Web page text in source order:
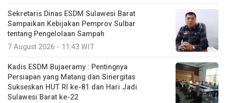
Sekretaris Dinas ESDM Sulawesi Barat
Sampaikan Kebijakan Pemprov Sulbar
tentang Pengelolaan Sampah
7 August 2026 - 11:43 WIT
Kadis ESDM Bujaeramy : Pentingnya
Persiapan yang Matang dan Sinergitas
Sukseskan HUT RI ke-81 dan Hari Jadi
Sulawesi Barat ke-22